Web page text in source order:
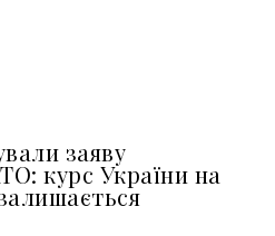
заяву
курс України на